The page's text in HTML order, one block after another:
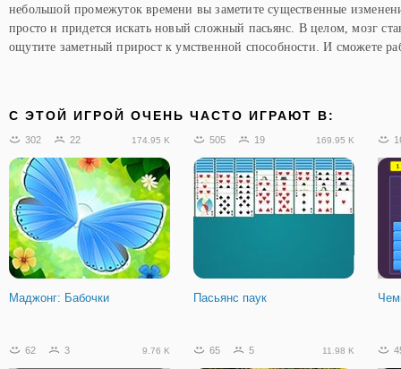
небольшой промежуток времени вы заметите существенные
просто и придется искать новый сложный пасьянс. В целом, мозг
ощутите заметный прирост к умственной способности. И сможете
C ЭТОЙ ИГРОЙ ОЧЕНЬ ЧАСТО ИГРАЮТ В:
302 22 174.95 K
Маджонг: Бабочки
505 19 169.95 K
Пасьянс паук
62 3 9.76 K 65 5 11.98 K